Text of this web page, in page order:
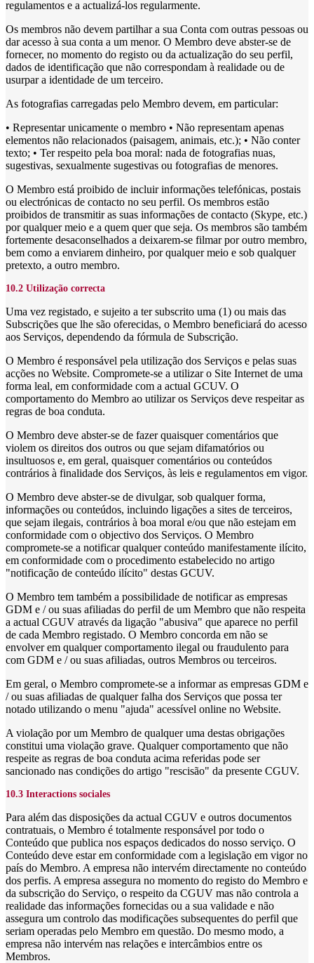
regulamentos e a actualizá-los regularmente.
Os membros não devem partilhar a sua Conta com outras pessoas ou
dar acesso à sua conta a um menor. O Membro deve abster-se de
fornecer, no momento do registo ou da actualização do seu perfil,
dados de identificação que não correspondam à realidade ou de
usurpar a identidade de um terceiro.
As fotografias carregadas pelo Membro devem, em particular:
• Representar unicamente o membro • Não representam apenas
elementos não relacionados (paisagem, animais, etc.); • Não conter
texto; • Ter respeito pela boa moral: nada de fotografias nuas,
sugestivas, sexualmente sugestivas ou fotografias de menores.
O Membro está proibido de incluir informações telefónicas, postais
ou electrónicas de contacto no seu perfil. Os membros estão
proibidos de transmitir as suas informações de contacto (Skype, etc.)
por qualquer meio e a quem quer que seja. Os membros são também
fortemente desaconselhados a deixarem-se filmar por outro membro,
bem como a enviarem dinheiro, por qualquer meio e sob qualquer
pretexto, a outro membro.
10.2 Utilização correcta
Uma vez registado, e sujeito a ter subscrito uma (1) ou mais das
Subscrições que lhe são oferecidas, o Membro beneficiará do acesso
aos Serviços, dependendo da fórmula de Subscrição.
O Membro é responsável pela utilização dos Serviços e pelas suas
acções no Website. Compromete-se a utilizar o Site Internet de uma
forma leal, em conformidade com a actual GCUV. O
comportamento do Membro ao utilizar os Serviços deve respeitar as
regras de boa conduta.
O Membro deve abster-se de fazer quaisquer comentários que
violem os direitos dos outros ou que sejam difamatórios ou
insultuosos e, em geral, quaisquer comentários ou conteúdos
contrários à finalidade dos Serviços, às leis e regulamentos em vigor.
O Membro deve abster-se de divulgar, sob qualquer forma,
informações ou conteúdos, incluindo ligações a sites de terceiros,
que sejam ilegais, contrários à boa moral e/ou que não estejam em
conformidade com o objectivo dos Serviços. O Membro
compromete-se a notificar qualquer conteúdo manifestamente ilícito,
em conformidade com o procedimento estabelecido no artigo
"notificação de conteúdo ilícito" destas GCUV.
O Membro tem também a possibilidade de notificar as empresas
GDM e / ou suas afiliadas do perfil de um Membro que não respeita
a actual CGUV através da ligação "abusiva" que aparece no perfil
de cada Membro registado. O Membro concorda em não se
envolver em qualquer comportamento ilegal ou fraudulento para
com GDM e / ou suas afiliadas, outros Membros ou terceiros.
Em geral, o Membro compromete-se a informar as empresas GDM e
/ ou suas afiliadas de qualquer falha dos Serviços que possa ter
notado utilizando o menu "ajuda" acessível online no Website.
A violação por um Membro de qualquer uma destas obrigações
constitui uma violação grave. Qualquer comportamento que não
respeite as regras de boa conduta acima referidas pode ser
sancionado nas condições do artigo "rescisão" da presente CGUV.
10.3 Interactions sociales
Para além das disposições da actual CGUV e outros documentos
contratuais, o Membro é totalmente responsável por todo o
Conteúdo que publica nos espaços dedicados do nosso serviço. O
Conteúdo deve estar em conformidade com a legislação em vigor no
país do Membro. A empresa não intervém directamente no conteúdo
dos perfis. A empresa assegura no momento do registo do Membro e
da subscrição do Serviço, o respeito da CGUV mas não controla a
realidade das informações fornecidas ou a sua validade e não
assegura um controlo das modificações subsequentes do perfil que
seriam operadas pelo Membro em questão. Do mesmo modo, a
empresa não intervém nas relações e intercâmbios entre os
Membros.